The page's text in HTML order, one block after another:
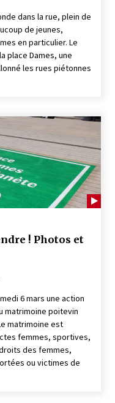
dans la rue, plein de
de jeunes,
en particulier. Le
place Dames, une
les rues piétonnes
! Photos et
6 mars une action
matrimoine poitevin
matrimoine est
femmes, sportives,
des femmes,
ou victimes de